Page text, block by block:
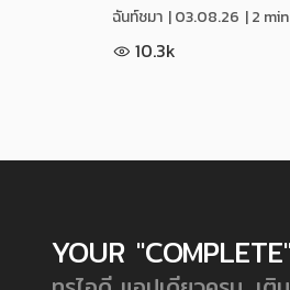
ฉันท์ชมา |03.08.26 | 2
10.3k
YOUR